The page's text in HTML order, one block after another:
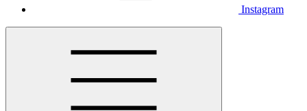
Instagram